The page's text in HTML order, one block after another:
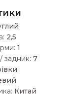
2,5
1
задник: 7
Китай